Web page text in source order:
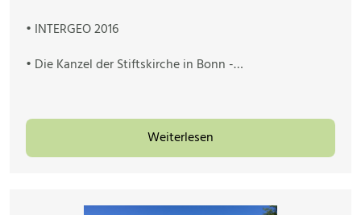
• INTERGEO 2016
• Die Kanzel der Stiftskirche in Bonn -…
Weiterlesen